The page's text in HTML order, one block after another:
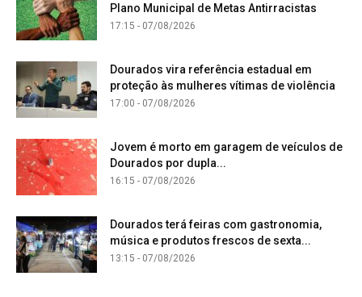
Plano Municipal de Metas Antirracistas
17:15 - 07/08/2026
Dourados vira referência estadual em
proteção às mulheres vítimas de violência
17:00 - 07/08/2026
Jovem é morto em garagem de veículos de
Dourados por dupla...
16:15 - 07/08/2026
Dourados terá feiras com gastronomia,
música e produtos frescos de sexta...
13:15 - 07/08/2026